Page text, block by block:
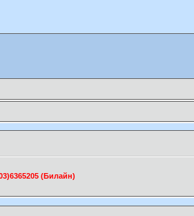
(Билайн)